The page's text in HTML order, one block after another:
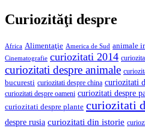
Curiozităţi despre
Africa Alimentaţie America de Sud animale
Cinematografie curiozitati 2014
curiozitati despre animale
bucuresti curiozitati despre china curiozitati
curiozitati despre oameni curiozitati despre
curiozitati despre plante curiozitati
despre rusia curiozitati din istorie